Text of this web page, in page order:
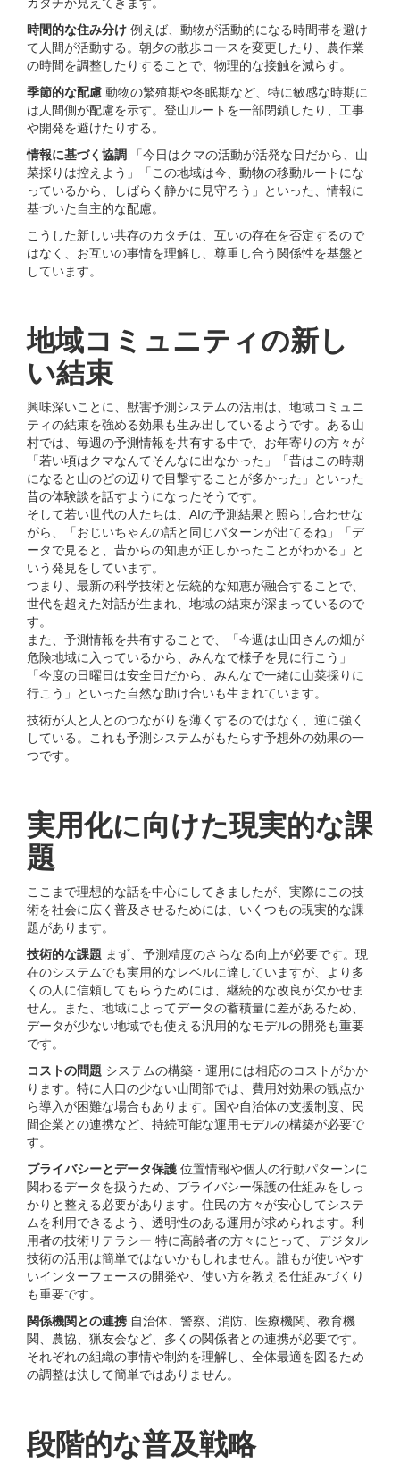
カタチが⾒えてきます。
時間的な住み分け 例えば、動物が活動的になる時間帯を避け
て⼈間が活動する。朝⼣の散歩コースを変更したり、農作業
の時間を調整したりすることで、物理的な接触を減らす。
季節的な配慮 動物の繁殖期や冬眠期など、特に敏感な時期に
は⼈間側が配慮を⽰す。登⼭ルートを⼀部閉鎖したり、⼯事
や開発を避けたりする。
情報に基づく協調
「今⽇はクマの活動が活発な⽇だから、⼭
菜採りは控えよう」「この地域は今、動物の移動ルートにな
っているから、しばらく静かに⾒守ろう」といった、情報に
基づいた⾃主的な配慮。
こうした新しい共存のカタチは、互いの存在を否定するので
はなく、お互いの事情を理解し、尊重し合う関係性を基盤と
しています。
地域コミュニティの新し
い結束
興味深いことに、獣害予測システムの活⽤は、地域コミュニ
ティの結束を強める効果も⽣み出しているようです。ある⼭
村では、毎週の予測情報を共有する中で、お年寄りの⽅々が
「若い頃はクマなんてそんなに出なかった」「昔はこの時期
になると⼭のどの辺りで⽬撃することが多かった」といった
昔の体験談を話すようになったそうです。
そして若い世代の⼈たちは、AIの予測結果と照らし合わせな
がら、「おじいちゃんの話と同じパターンが出てるね」「デ
ータで⾒ると、昔からの知恵が正しかったことがわかる」と
いう発⾒をしています。
つまり、最新の科学技術と伝統的な知恵が融合することで、
世代を超えた対話が⽣まれ、地域の結束が深まっているので
す。
また、予測情報を共有することで、「今週は⼭⽥さんの畑が
危険地域に⼊っているから、みんなで様⼦を⾒に⾏こう」
「今度の⽇曜⽇は安全⽇だから、みんなで⼀緒に⼭菜採りに
⾏こう」といった⾃然な助け合いも⽣まれています。
技術が⼈と⼈とのつながりを薄くするのではなく、逆に強く
している。これも予測システムがもたらす予想外の効果の⼀
つです。
実⽤化に向けた現実的な課
題
ここまで理想的な話を中⼼にしてきましたが、実際にこの技
術を社会に広く普及させるためには、いくつもの現実的な課
題があります。
技術的な課題 まず、予測精度のさらなる向上が必要です。現
在のシステムでも実⽤的なレベルに達していますが、より多
くの⼈に信頼してもらうためには、継続的な改良が⽋かせま
せん。また、地域によってデータの蓄積量に差があるため、
データが少ない地域でも使える汎⽤的なモデルの開発も重要
です。
コストの問題 システムの構築・運⽤には相応のコストがかか
ります。特に⼈⼝の少ない⼭間部では、費⽤対効果の観点か
ら導⼊が困難な場合もあります。国や⾃治体の⽀援制度、⺠
間企業との連携など、持続可能な運⽤モデルの構築が必要で
す。
プライバシーとデータ保護 位置情報や個⼈の⾏動パターンに
関わるデータを扱うため、プライバシー保護の仕組みをしっ
かりと整える必要があります。住⺠の⽅々が安⼼してシステ
ムを利⽤できるよう、透明性のある運⽤が求められます。利
⽤者の技術リテラシー 特に⾼齢者の⽅々にとって、デジタル
技術の活⽤は簡単ではないかもしれません。誰もが使いやす
いインターフェースの開発や、使い⽅を教える仕組みづくり
も重要です。
関係機関との連携 ⾃治体、警察、消防、医療機関、教育機
関、農協、猟友会など、多くの関係者との連携が必要です。
それぞれの組織の事情や制約を理解し、全体最適を図るため
の調整は決して簡単ではありません。
段階的な普及戦略